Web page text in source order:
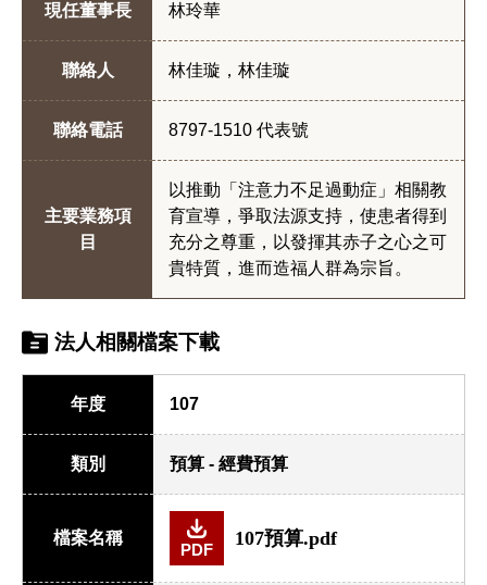
現任董事長 林玲華
聯絡人 林佳璇，林佳璇
聯絡電話 8797-1510 代表號
主要業務項
目
以推動「注意力不足過動症」相關教
育宣導，爭取法源支持，使患者得到
充分之尊重，以發揮其赤子之心之可
貴特質，進而造福人群為宗旨。
法人相關檔案下載
年度 107
類別 預算 - 經費預算
檔案名稱
PDF
107預算.pdf